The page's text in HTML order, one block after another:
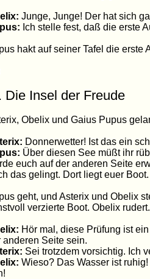
Junge, Junge! Der hat sich
Ich stelle fest, daß die erste
hakt auf seiner Tafel die erste
Die Insel der Freude
Obelix und Gaius Pupus
Donnerwetter! Ist das ein
Über diesen See müßt ihr
euch auf der anderen Seite
das gelingt. Dort liegt euer
geht, und Asterix und Obelix
verzierte Boot. Obelix rudert.
Hör mal, diese Prüfung ist
anderen Seite sein.
Sei trotzdem vorsichtig. Ich
Wieso? Das Wasser ist